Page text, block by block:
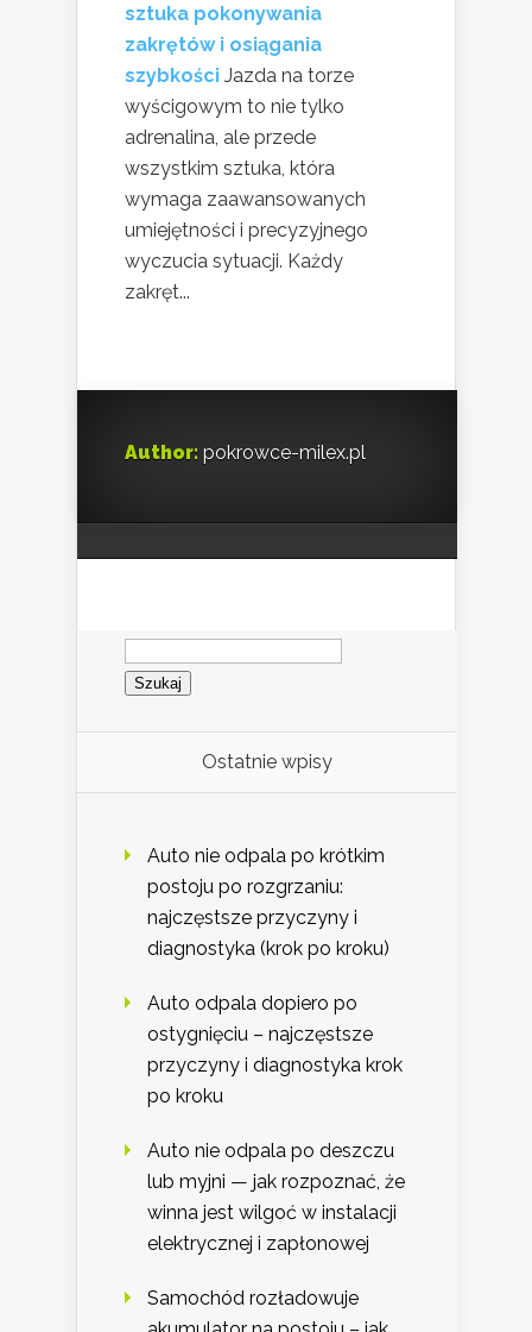
sztuka pokonywania
zakrętów i osiągania
szybkości Jazda na torze
wyścigowym to nie tylko
adrenalina, ale przede
wszystkim sztuka, która
wymaga zaawansowanych
umiejętności i precyzyjnego
wyczucia sytuacji. Każdy
zakręt...
Author: pokrowce-milex.pl
Szukaj:
Ostatnie wpisy
Auto nie odpala po krótkim
postoju po rozgrzaniu:
najczęstsze przyczyny i
diagnostyka (krok po kroku)
Auto odpala dopiero po
ostygnięciu – najczęstsze
przyczyny i diagnostyka krok
po kroku
Auto nie odpala po deszczu
lub myjni — jak rozpoznać, że
winna jest wilgoć w instalacji
elektrycznej i zapłonowej
Samochód rozładowuje